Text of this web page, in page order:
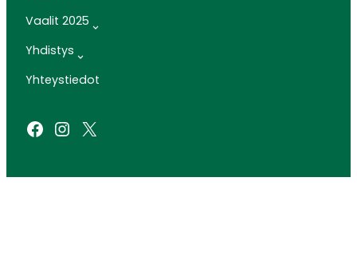
Vaalit 2025
Yhdistys
Yhteystiedot
Facebook Instagram X